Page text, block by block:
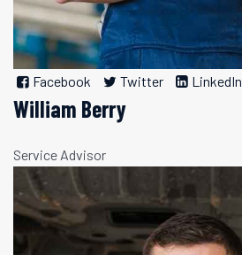
Facebook Twitter LinkedIn
William Berry
Service Advisor